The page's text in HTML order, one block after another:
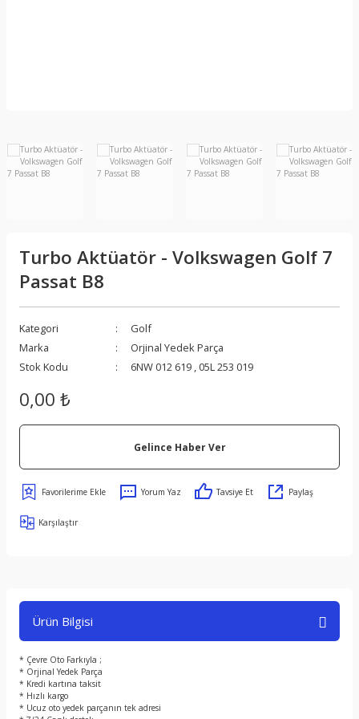
Turbo Aktüatör - Volkswagen Golf 7
Passat B8
Kategori
Golf
Marka
Orjinal Yedek Parça
Stok Kodu
6NW 012 619 , 05L 253 019
0,00 ₺
Gelince Haber Ver
Yorum Yaz Tavsiye Et Paylaş
Karşılaştır
Ürün Bilgisi
* Çevre Oto Farkıyla ;
* Orjinal Yedek Parça
* Kredi kartına taksit
* Hızlı kargo
* Ucuz oto yedek parçanın tek adresi